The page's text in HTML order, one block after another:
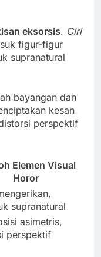
eksorsis. Ciri
figur-figur
supranatural
bayangan dan
kesan
perspektif
Elemen Visual
Horor
supranatural
asimetris,
perspektif